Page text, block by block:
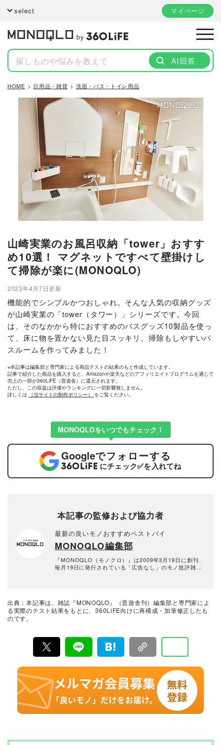
select マイページ
by
AI回答
HOME 日用品・雑貨 洗面・バス・トイレ用品
山崎実業のお風呂収納「tower」おすす
め10選！ マグネットですべて壁掛けし
て掃除が楽に(MONOQLO)
2023年4月7日更新
機能的でシンプルかつおしゃれ。そんな人気の収納グッズ
が山崎実業の「tower（タワー）」シリーズです。今回
は、そのなかから特におすすめのバスグッズ10製品を使っ
て、床に物を置かない見た目スッキリ、掃除もしやすいバ
スルームを作ってみました！
※本記事は編集部と専門家による商品テストの結果のもと作成しています。
記事で紹介した商品を購入すると、Amazonや楽天などのアフィリエイトプログラムを通じて
売上の一部が360LiFE（晋遊舎）に還元されます。
ただし、この収益は評価やランキングに一切影響致しません。
詳しくは
（当サイトの制作ポリシー） をご覧ください。
MONOQLOをいつでもチェック！
Googleでフォローする
にチェック✅を入れてね
本記事の監修および協力者
最新の良いモノおすすめベストバイ
MONOQLO編集部
『MONOQLO（モノクロ）』は2009年3月19日に創刊、
毎月19日に発行されている「広告なし」のモノ批評雑誌
に良いモノ」だけを厳選して紹介。編集長・山田和樹を
中心に、11名以上の編集体制で日々の検証・記事制作を
出典：本記事は、雑誌『MONOQLO』（晋遊舎刊）編集部と専門家によ
る実際のテスト結果をもとに、360LiFE向けに再構成・加筆修正したも
のです。